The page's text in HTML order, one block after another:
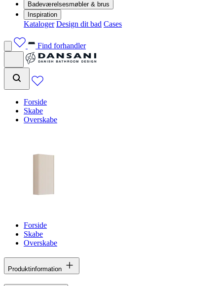
Badeværelsesmøbler & brus
Inspiration
Kataloger Design dit bad Cases
Find forhandler
Forside
Skabe
Overskabe
Forside
Skabe
Overskabe
Produktinformation